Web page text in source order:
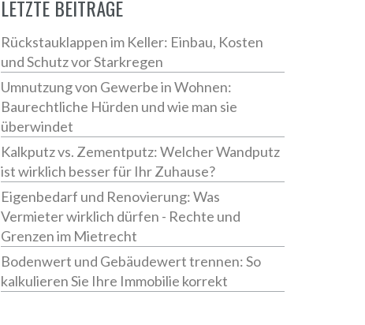
LETZTE BEITRÄGE
Rückstauklappen im Keller: Einbau, Kosten
und Schutz vor Starkregen
Umnutzung von Gewerbe in Wohnen:
Baurechtliche Hürden und wie man sie
überwindet
Kalkputz vs. Zementputz: Welcher Wandputz
ist wirklich besser für Ihr Zuhause?
Eigenbedarf und Renovierung: Was
Vermieter wirklich dürfen - Rechte und
Grenzen im Mietrecht
Bodenwert und Gebäudewert trennen: So
kalkulieren Sie Ihre Immobilie korrekt